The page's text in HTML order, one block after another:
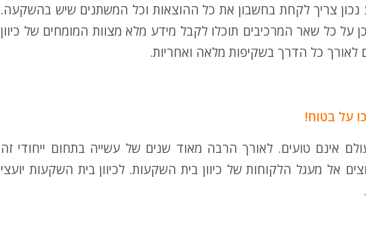
נכון צריך לקחת בחשבון את כל ההוצאות וכל המשתנים שיש בהשקעה.
על כל שאר המרכיבים תוכלו לקבל מידע מלא מצוות המומחים של כיוון
לאורך כל הדרך בשקיפות מלאה ואחריות.
על בטוח!
אינם טועים. לאורך הרבה מאוד שנים של עשייה בתחום ייחודי זה
אל מעגל הלקוחות של כיוון בית השקעות. לכיוון בית השקעות יועצי